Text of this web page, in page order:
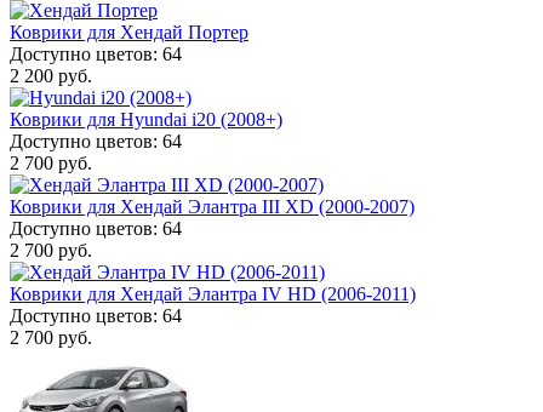
Коврики для Хендай Портер
Доступно цветов: 64
2 200 руб.
Коврики для Hyundai i20 (2008+)
Доступно цветов: 64
2 700 руб.
Коврики для Хендай Элантра III XD (2000-2007)
Доступно цветов: 64
2 700 руб.
Коврики для Хендай Элантра IV HD (2006-2011)
Доступно цветов: 64
2 700 руб.